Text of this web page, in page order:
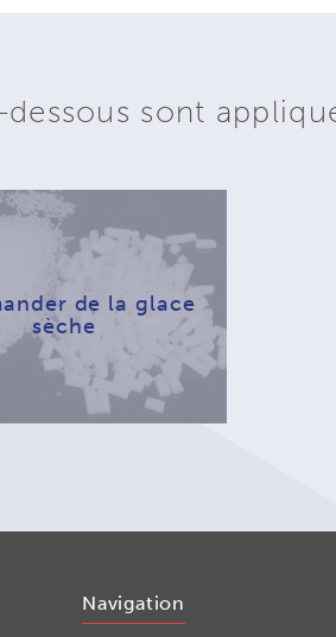
sont
de la glace
sèche
Navigation